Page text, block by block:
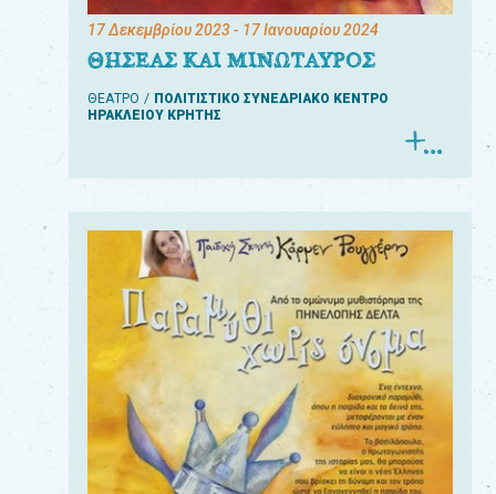
17 Δεκεμβρίου 2023- 17 Ιανουαρίου 2024
ΘΗΣΕΑΣ ΚΑΙ ΜΙΝΩΤΑΥΡΟΣ
ΘΕΑΤΡΟ
ΠΟΛΙΤΙΣΤΙΚΟ ΣΥΝΕΔΡΙΑΚΟ ΚΕΝΤΡΟ
ΗΡΑΚΛΕΙΟΥ ΚΡΗΤΗΣ